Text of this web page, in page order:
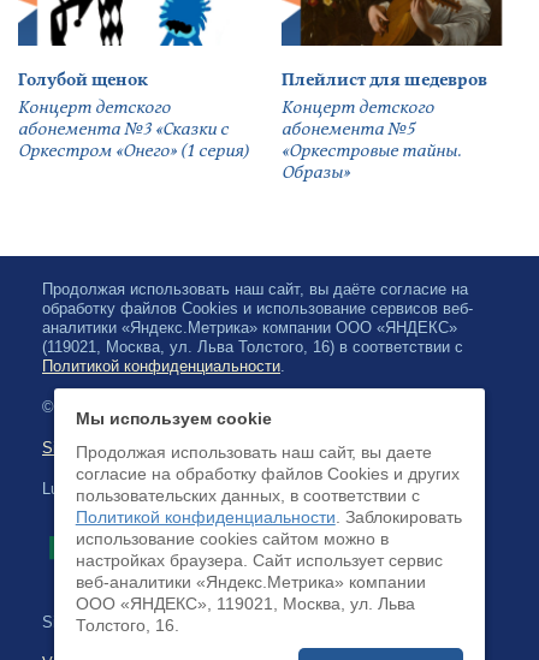
Голубой щенок
Концерт детского
абонемента №3 «Сказки с
Оркестром «Онего» (1 серия)
Плейлист для шедевров
Концерт детского
абонемента №5
«Оркестровые тайны.
Образы»
Продолжая использовать наш сайт, вы даёте согласие на
обработку файлов Cookies и использование сервисов веб-
аналитики «Яндекс.Метрика» компании ООО «ЯНДЕКС»
(119021, Москва, ул. Льва Толстого, 16) в соответствии с
Политикой конфиденциальности.
© 2026, Karjalan valtionfilharmonia
Sivuston kartta
Luottokortilla maksaminen on saatavilla
Sivuston kehittäminen:
Мы используем cookie
Продолжая использовать наш сайт, вы даете
согласие на обработку файлов Cookies и других
пользовательских данных, в соответствии с
Политикой конфиденциальности . Заблокировать
использование cookies сайтом можно в
настройках браузера. Cайт использует сервис
веб-аналитики «Яндекс.Метрика» компании
ООО «ЯНДЕКС», 119021, Москва, ул. Льва
Толстого, 16.